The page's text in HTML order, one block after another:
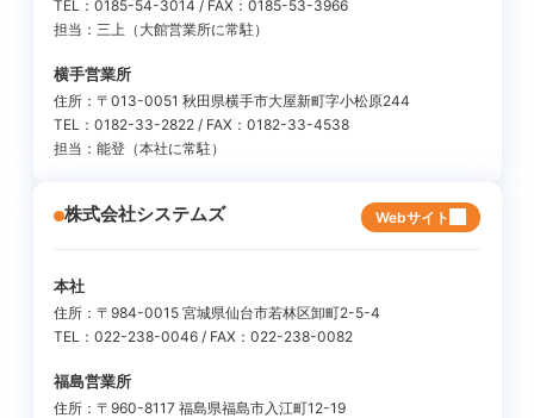
TEL：0185-54-3014 / FAX：0185-53-3966
担当：三上（大館営業所に常駐）
横手営業所
住所：〒013-0051 秋田県横手市大屋新町字小松原244
TEL：0182-33-2822 / FAX：0182-33-4538
担当：能登（本社に常駐）
株式会社システムズ Webサイト
本社
住所：〒984-0015 宮城県仙台市若林区卸町2-5-4
TEL：022-238-0046 / FAX：022-238-0082
福島営業所
住所：〒960-8117 福島県福島市入江町12-19